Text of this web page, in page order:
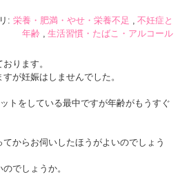
: 栄養・肥満・やせ・栄養不足
不妊症と
年齢
生活習慣・たばこ・アルコール
ります。
が妊娠はしませんでした。
トをしている最中ですが年齢がもうすぐ
からお伺いしたほうがよいのでしょう
でしょうか。